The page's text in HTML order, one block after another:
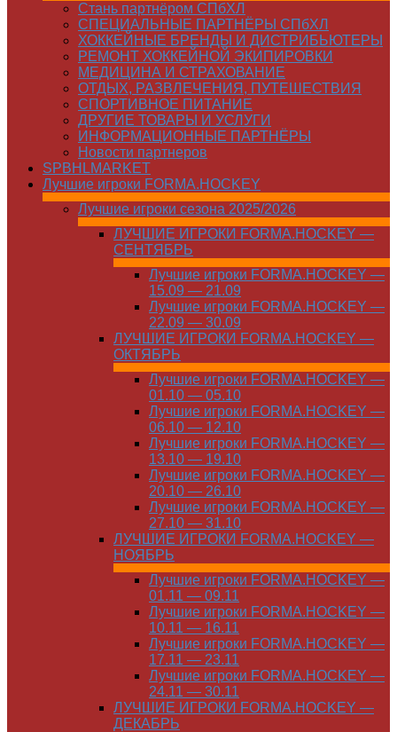
Стань партнёром СПбХЛ
СПЕЦИАЛЬНЫЕ ПАРТНЁРЫ СПбХЛ
ХОККЕЙНЫЕ БРЕНДЫ И ДИСТРИБЬЮТЕРЫ
РЕМОНТ ХОККЕЙНОЙ ЭКИПИРОВКИ
МЕДИЦИНА И СТРАХОВАНИЕ
ОТДЫХ, РАЗВЛЕЧЕНИЯ, ПУТЕШЕСТВИЯ
СПОРТИВНОЕ ПИТАНИЕ
ДРУГИЕ ТОВАРЫ И УСЛУГИ
ИНФОРМАЦИОННЫЕ ПАРТНЁРЫ
Новости партнеров
SPBHLMARKET
Лучшие игроки FORMA.HOCKEY
Лучшие игроки сезона 2025/2026
ЛУЧШИЕ ИГРОКИ FORMA.HOCKEY —
СЕНТЯБРЬ
Лучшие игроки FORMA.HOCKEY —
15.09 — 21.09
Лучшие игроки FORMA.HOCKEY —
22.09 — 30.09
ЛУЧШИЕ ИГРОКИ FORMA.HOCKEY —
ОКТЯБРЬ
Лучшие игроки FORMA.HOCKEY —
01.10 — 05.10
Лучшие игроки FORMA.HOCKEY —
06.10 — 12.10
Лучшие игроки FORMA.HOCKEY —
13.10 — 19.10
Лучшие игроки FORMA.HOCKEY —
20.10 — 26.10
Лучшие игроки FORMA.HOCKEY —
27.10 — 31.10
ЛУЧШИЕ ИГРОКИ FORMA.HOCKEY —
НОЯБРЬ
Лучшие игроки FORMA.HOCKEY —
01.11 — 09.11
Лучшие игроки FORMA.HOCKEY —
10.11 — 16.11
Лучшие игроки FORMA.HOCKEY —
17.11 — 23.11
Лучшие игроки FORMA.HOCKEY —
24.11 — 30.11
ЛУЧШИЕ ИГРОКИ FORMA.HOCKEY —
ДЕКАБРЬ